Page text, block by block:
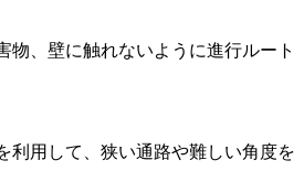
物、壁に触れないように進行ルート
利用して、狭い通路や難しい角度を